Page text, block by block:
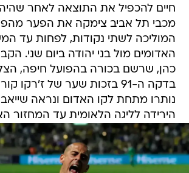
חיים להכפיל את התוצאה לאחר
מכבי תל אביב צימקה את הפער
המוליכה לשתי נקודות, לפחות עד
האדומים מול בני יהודה ביום שני.
כהן, שרשם בכורה בהפועל חיפה,
בדקה ה-91 בזכות שער של
נותרו מתחת לקו האדום ונראה
הירידה לליגה הלאומית עד המחזור